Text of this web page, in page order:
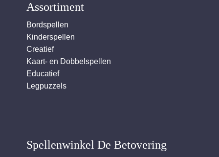
Assortiment
Bordspellen
Kinderspellen
Creatief
Kaart- en Dobbelspellen
Educatief
Legpuzzels
Spellenwinkel De Betover​ing